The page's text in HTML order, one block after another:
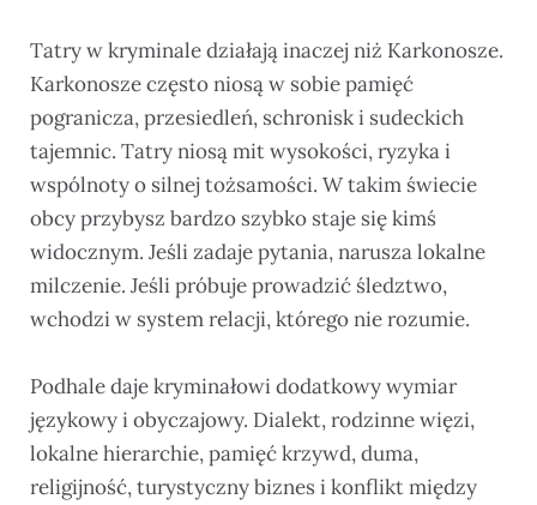
Tatry w kryminale działają inaczej niż Karkonosze.
Karkonosze często niosą w sobie pamięć
pogranicza, przesiedleń, schronisk i sudeckich
tajemnic. Tatry niosą mit wysokości, ryzyka i
wspólnoty o silnej tożsamości. W takim świecie
obcy przybysz bardzo szybko staje się kimś
widocznym. Jeśli zadaje pytania, narusza lokalne
milczenie. Jeśli próbuje prowadzić śledztwo,
wchodzi w system relacji, którego nie rozumie.
Podhale daje kryminałowi dodatkowy wymiar
językowy i obyczajowy. Dialekt, rodzinne więzi,
lokalne hierarchie, pamięć krzywd, duma,
religijność, turystyczny biznes i konflikt między